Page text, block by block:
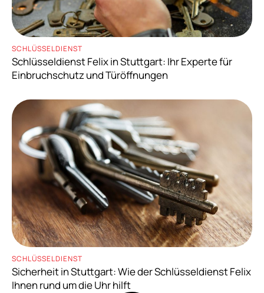
SCHLÜSSELDIENST
Schlüsseldienst Felix in Stuttgart: Ihr Experte für
Einbruchschutz und Türöffnungen
SCHLÜSSELDIENST
Sicherheit in Stuttgart: Wie der Schlüsseldienst Felix
Ihnen rund um die Uhr hilft